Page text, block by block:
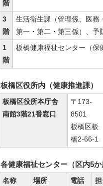
階
3
階
生活衛生課（管理係、医務
第一・第二・第三係）、予
1
階
板橋健康福祉センター（保
板橋区役所内（健康推進課）
板橋区役所本庁舎
南館3階21番窓口
〒173-
8501
板橋区板
橋2-66-1
各健康福祉センター（区内5か
名称 場所
電話